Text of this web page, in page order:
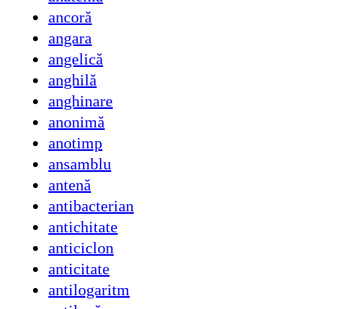
ancoră
angara
angelică
anghilă
anghinare
anonimă
anotimp
ansamblu
antenă
antibacterian
antichitate
anticiclon
anticitate
antilogaritm